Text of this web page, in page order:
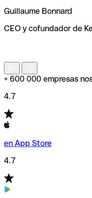
de enviar tu
Guillaume Bonnard
CEO y cofundador de
+ 600 000 empresas
4.7
en App Store
4.7